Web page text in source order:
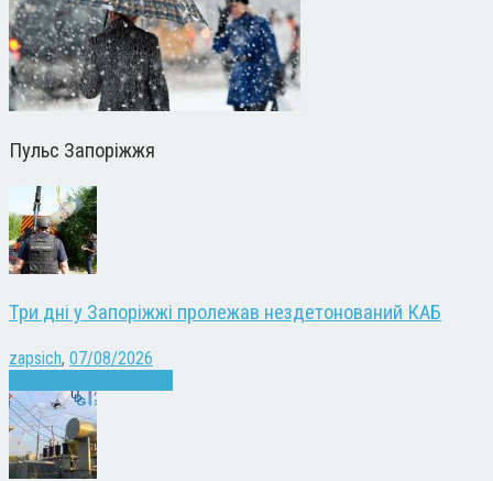
Пульс Запоріжжя
Три дні у Запоріжжі пролежав нездетонований КАБ
zapsich, 07/08/2026